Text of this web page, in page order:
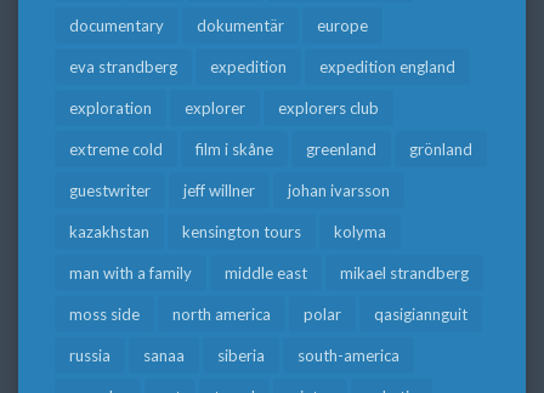
documentary dokumentär europe
eva strandberg expedition expedition england
exploration explorer explorers club
extreme cold film i skåne greenland grönland
guestwriter jeff willner johan ivarsson
kazakhstan kensington tours kolyma
man with a family middle east mikael strandberg
moss side north america polar qasigiannguit
russia sanaa siberia south-america